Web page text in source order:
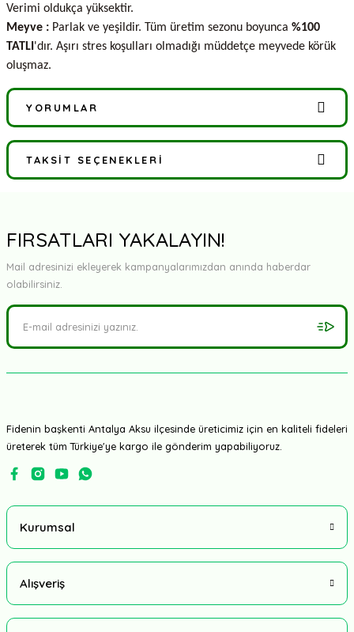
Verimi oldukça yüksektir.
Meyve : Parlak ve yeşildir. Tüm üretim sezonu boyunca %100
TATLI 'dır. Aşırı stres koşulları olmadığı müddetçe meyvede körük
oluşmaz.
YORUMLAR
Bu ürüne ilk yorumu siz yapın!
TAKSIT SEÇENEKLERI
FIRSATLARI YAKALAYIN!
Mail adresinizi ekleyerek kampanyalarımızdan anında haberdar
olabilirsiniz.
Fidenin başkenti Antalya Aksu ilçesinde üreticimiz için en kaliteli fideleri
üreterek tüm Türkiye'ye kargo ile gönderim yapabiliyoruz.
Kurumsal
Alışveriş